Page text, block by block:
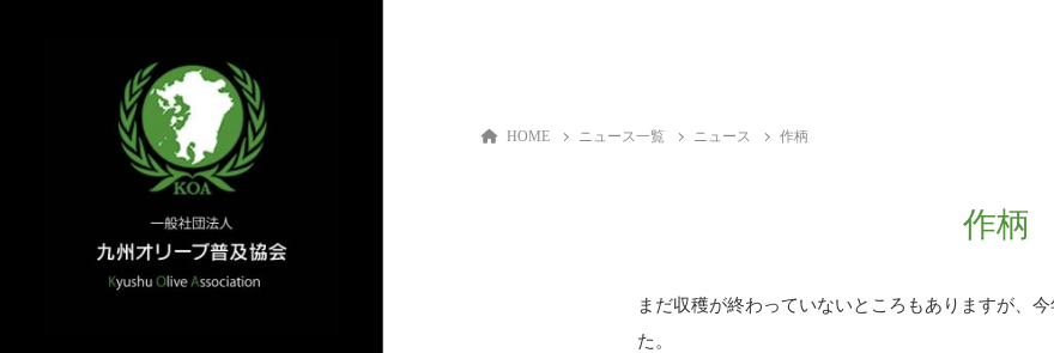
HOME ニュース一覧 ニュース 作柄
作柄
まだ収穫が終わっていないところもありますが、
た。